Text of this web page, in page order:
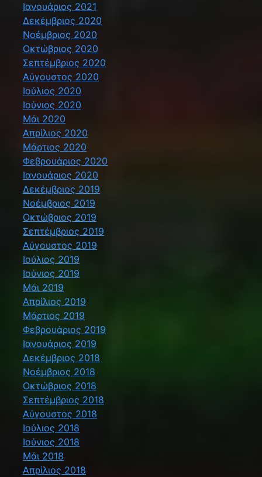
Ιανουάριος 2021
Δεκέμβριος 2020
Νοέμβριος 2020
Οκτώβριος 2020
Σεπτέμβριος 2020
Αύγουστος 2020
Ιούλιος 2020
Ιούνιος 2020
Μάι 2020
Απρίλιος 2020
Μάρτιος 2020
Φεβρουάριος 2020
Ιανουάριος 2020
Δεκέμβριος 2019
Νοέμβριος 2019
Οκτώβριος 2019
Σεπτέμβριος 2019
Αύγουστος 2019
Ιούλιος 2019
Ιούνιος 2019
Μάι 2019
Απρίλιος 2019
Μάρτιος 2019
Φεβρουάριος 2019
Ιανουάριος 2019
Δεκέμβριος 2018
Νοέμβριος 2018
Οκτώβριος 2018
Σεπτέμβριος 2018
Αύγουστος 2018
Ιούλιος 2018
Ιούνιος 2018
Μάι 2018
Απρίλιος 2018